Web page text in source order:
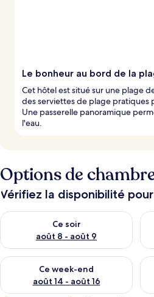
Le bonheur au bord de la
Cet hôtel est situé sur une plage
des serviettes de plage pratiques
Une passerelle panoramique
l'eau.
Options de
Vérifiez la disponibilité
Ce soir
août 8 - août 9
Vérifier la disponibilité pour ce soir
Ce week-end
août 14 - août 16
Vérifier la disponibilité pour ce